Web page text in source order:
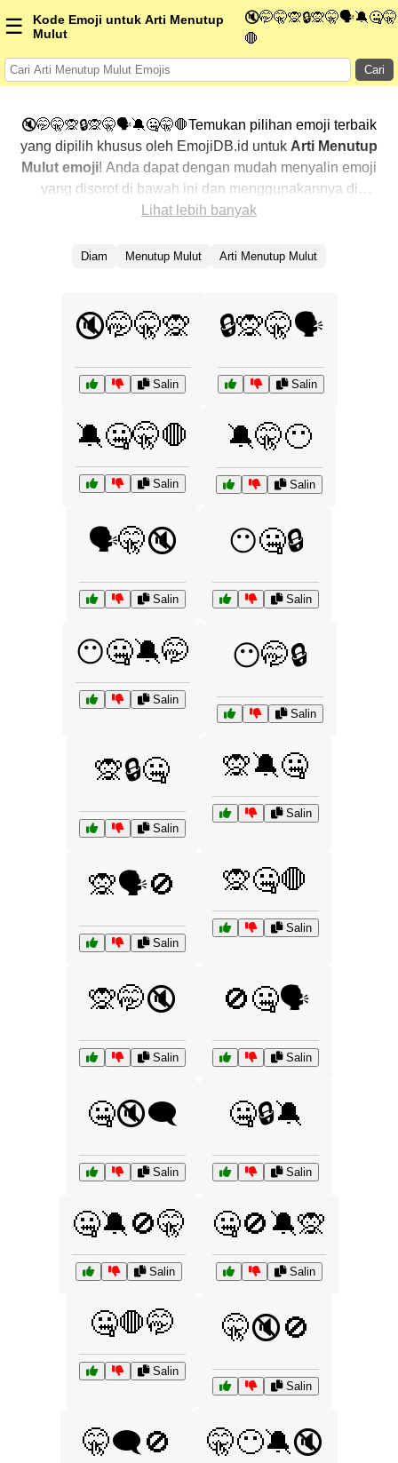
☰
Kode Emoji untuk Arti Menutup
Mulut
🔇🤭🤫🙊🔒🙊🤫🗣️🔕🤐🤫
🛑
Cari
🔇🤭🤫🙊🔒🙊🤫🗣️🔕🤐🤫🛑Temukan pilihan emoji terbaik
yang dipilih khusus oleh EmojiDB.id untuk Arti Menutup
Mulut emoji! Anda dapat dengan mudah menyalin emoji
yang disorot di bawah ini dan menggunakannya di
percakapan Anda untuk menambahkan sentuhan
dengan menampilkan yang paling populer terlebih
mengekspresikanArti Menutup Mulut dengan emoji
Lihat lebih banyak
Diam Menutup Mulut Arti Menutup Mulut
🔇🤭🤫🙊
Salin
🔒🙊🤫🗣️
Salin
🔕🤐🤫🛑
Salin
🔕🤫😶
Salin
🗣️🤫🔇
Salin
😶🤐🔒
Salin
😶🤐🔕🤭
Salin
😶🤭🔒
Salin
🙊🔒🤐
Salin
🙊🔕🤐
Salin
🙊🗣️🚫
Salin
🙊🤐🛑
Salin
🙊🤭🔇
Salin
🚫🤐🗣️
Salin
🤐🔇🗨️
Salin
🤐🔒🔕
Salin
🤐🔕🚫🤫
Salin
🤐🚫🔕🙊
Salin
🤐🛑🤭
Salin
🤫🔇🚫
Salin
🤫🗨️🚫 🤫😶🔕🔇